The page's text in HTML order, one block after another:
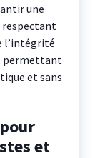
une
respectant
l’intégrité
permettant
et sans
et